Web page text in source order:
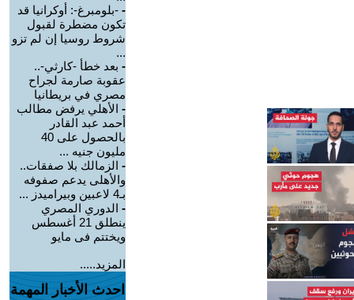
- -بلومبرغ-: أوكرانيا قد
تكون مضطرة لقبول
شروط روسيا إن لم تزو
...
- بعد خطأ -كارثي-..
عقوبة صارمة لجراح
مصري في بريطانيا
- الأهلي يرفض مطالب
أحمد عبد القادر
بالحصول على 40
مليون جنيه ...
- الزمالك بلا صفقات..
والأهلى يدعم صفوفه
بـ4 لاعبين وبيراميدز ...
- الدوري المصري
ينطلق 21 أغسطس
ويختتم فى مايو
المزيد.....
احدث الأخبار المهمة